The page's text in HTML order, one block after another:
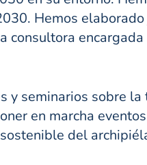
Hemos
consultora
seminarios sobre
en marcha
del